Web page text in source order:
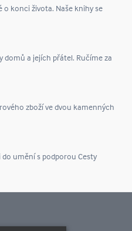
o konci života. Naše knihy se
domů a jejích přátel. Ručíme za
zboží ve dvou kamenných
umění s podporou Cesty